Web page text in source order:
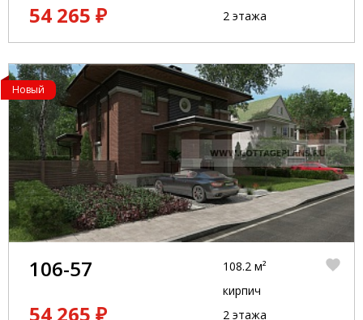
54 265 ₽
2 этажа
Новый
106-57
54 265 ₽
108.2 м²
кирпич
2 этажа